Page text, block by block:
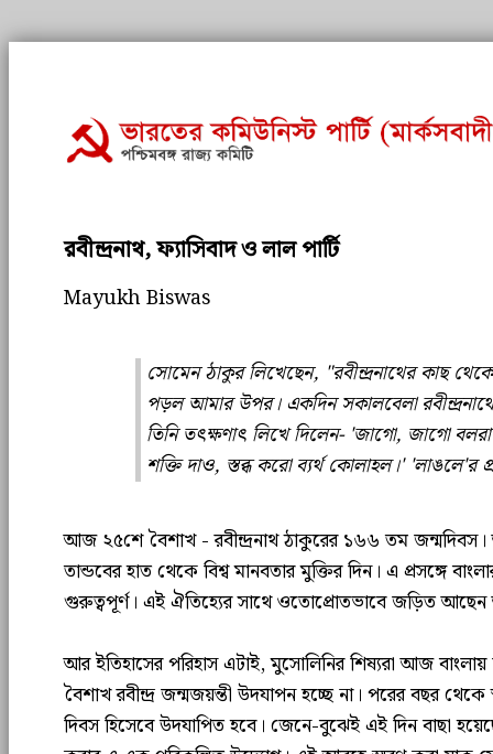
রবীন্দ্রনাথ, ফ্যাসিবাদ ও লাল পার্টি
Mayukh Biswas
সোমেন ঠাকুর লিখেছেন, "রবীন্দ্রনাথের কাছ
পড়ল আমার উপর। একদিন সকালবেলা
তিনি তৎক্ষণাৎ লিখে দিলেন- 'জাগো, জাগো
শক্তি দাও, স্তব্ধ করো ব্যর্থ কোলাহল।'
আজ ২৫শে বৈশাখ - রবীন্দ্রনাথ ঠাকুরের ১৬৬ তম
তান্ডবের হাত থেকে বিশ্ব মানবতার মুক্তির দিন। এ প্রসঙ্গে
গুরুত্বপূর্ণ। এই ঐতিহ্যের সাথে ওতোপ্রোতভাবে জড়িত আছেন
আর ইতিহাসের পরিহাস এটাই, মুসোলিনির শিষ্যরা আজ
বৈশাখ রবীন্দ্র জন্মজয়ন্তী উদযাপন হচ্ছে না। পরের বছর থেকে
দিবস হিসেবে উদযাপিত হবে। জেনে-বুঝেই এই দিন বাছা